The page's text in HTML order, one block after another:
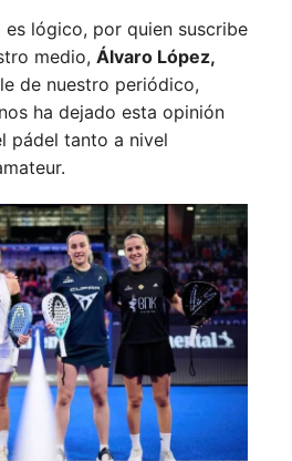
es lógico, por quien suscribe
medio, Álvaro López,
de nuestro periódico,
ha dejado esta opinión
pádel tanto a nivel